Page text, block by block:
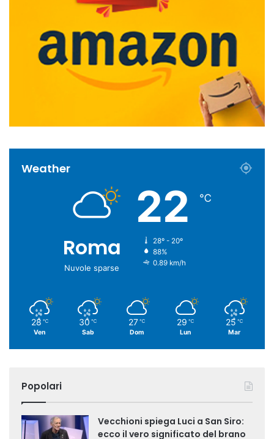
Weather
Roma
Nuvole sparse
22 ℃
28º - 20º
88%
0.89 km/h
28 ℃
Ven
30 ℃
Sab
27 ℃
Dom
29 ℃
Lun
25 ℃
Mar
Popolari
Vecchioni spiega Luci a San Siro:
ecco il vero significato del brano